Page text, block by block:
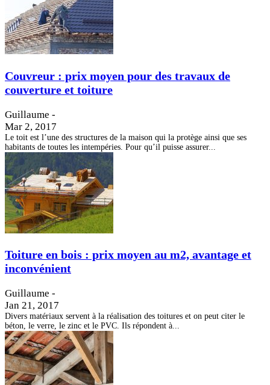
Couvreur : prix moyen pour des travaux de
couverture et toiture
Guillaume -
Mar 2, 2017
Le toit est l’une des structures de la maison qui la protège ainsi que ses
habitants de toutes les intempéries. Pour qu’il puisse assurer...
Toiture en bois : prix moyen au m2, avantage et
inconvénient
Guillaume -
Jan 21, 2017
Divers matériaux servent à la réalisation des toitures et on peut citer le
béton, le verre, le zinc et le PVC. Ils répondent à...